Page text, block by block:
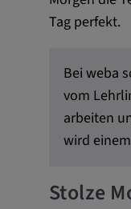
Tag perfekt.
Bei weba
vom
arbeiten
wird
Stolze
Name: